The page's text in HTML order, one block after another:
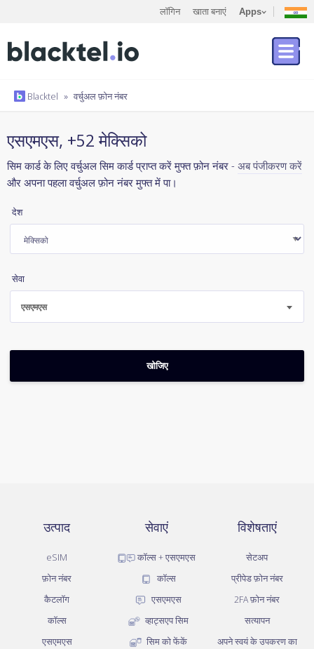
लॉगिन खाता बनाएं Apps
Blacktel » वर्चुअल फ़ोन नंबर
एसएमएस, +52 मेक्सिको
सिम कार्ड के लिए वर्चुअल सिम कार्ड प्राप्त करें मुफ्त फ़ोन नंबर - अब पंजीकरण करें
और अपना पहला वर्चुअल फ़ोन नंबर मुफ्त में पा।
देश
सेवा
एसएमएस
उत्पाद
eSIM
फ़ोन नंबर
कैटलॉग
कॉल्स
एसएमएस
सेवाएं
कॉल्स + एसएमएस
कॉल्स
एसएमएस
व्हाट्सएप सिम
सिम को फेंकें
विशेषताएं
सेटअप
प्रीपेड फ़ोन नंबर
2FA फ़ोन नंबर
सत्यापन
अपने स्वयं के उपकरण का